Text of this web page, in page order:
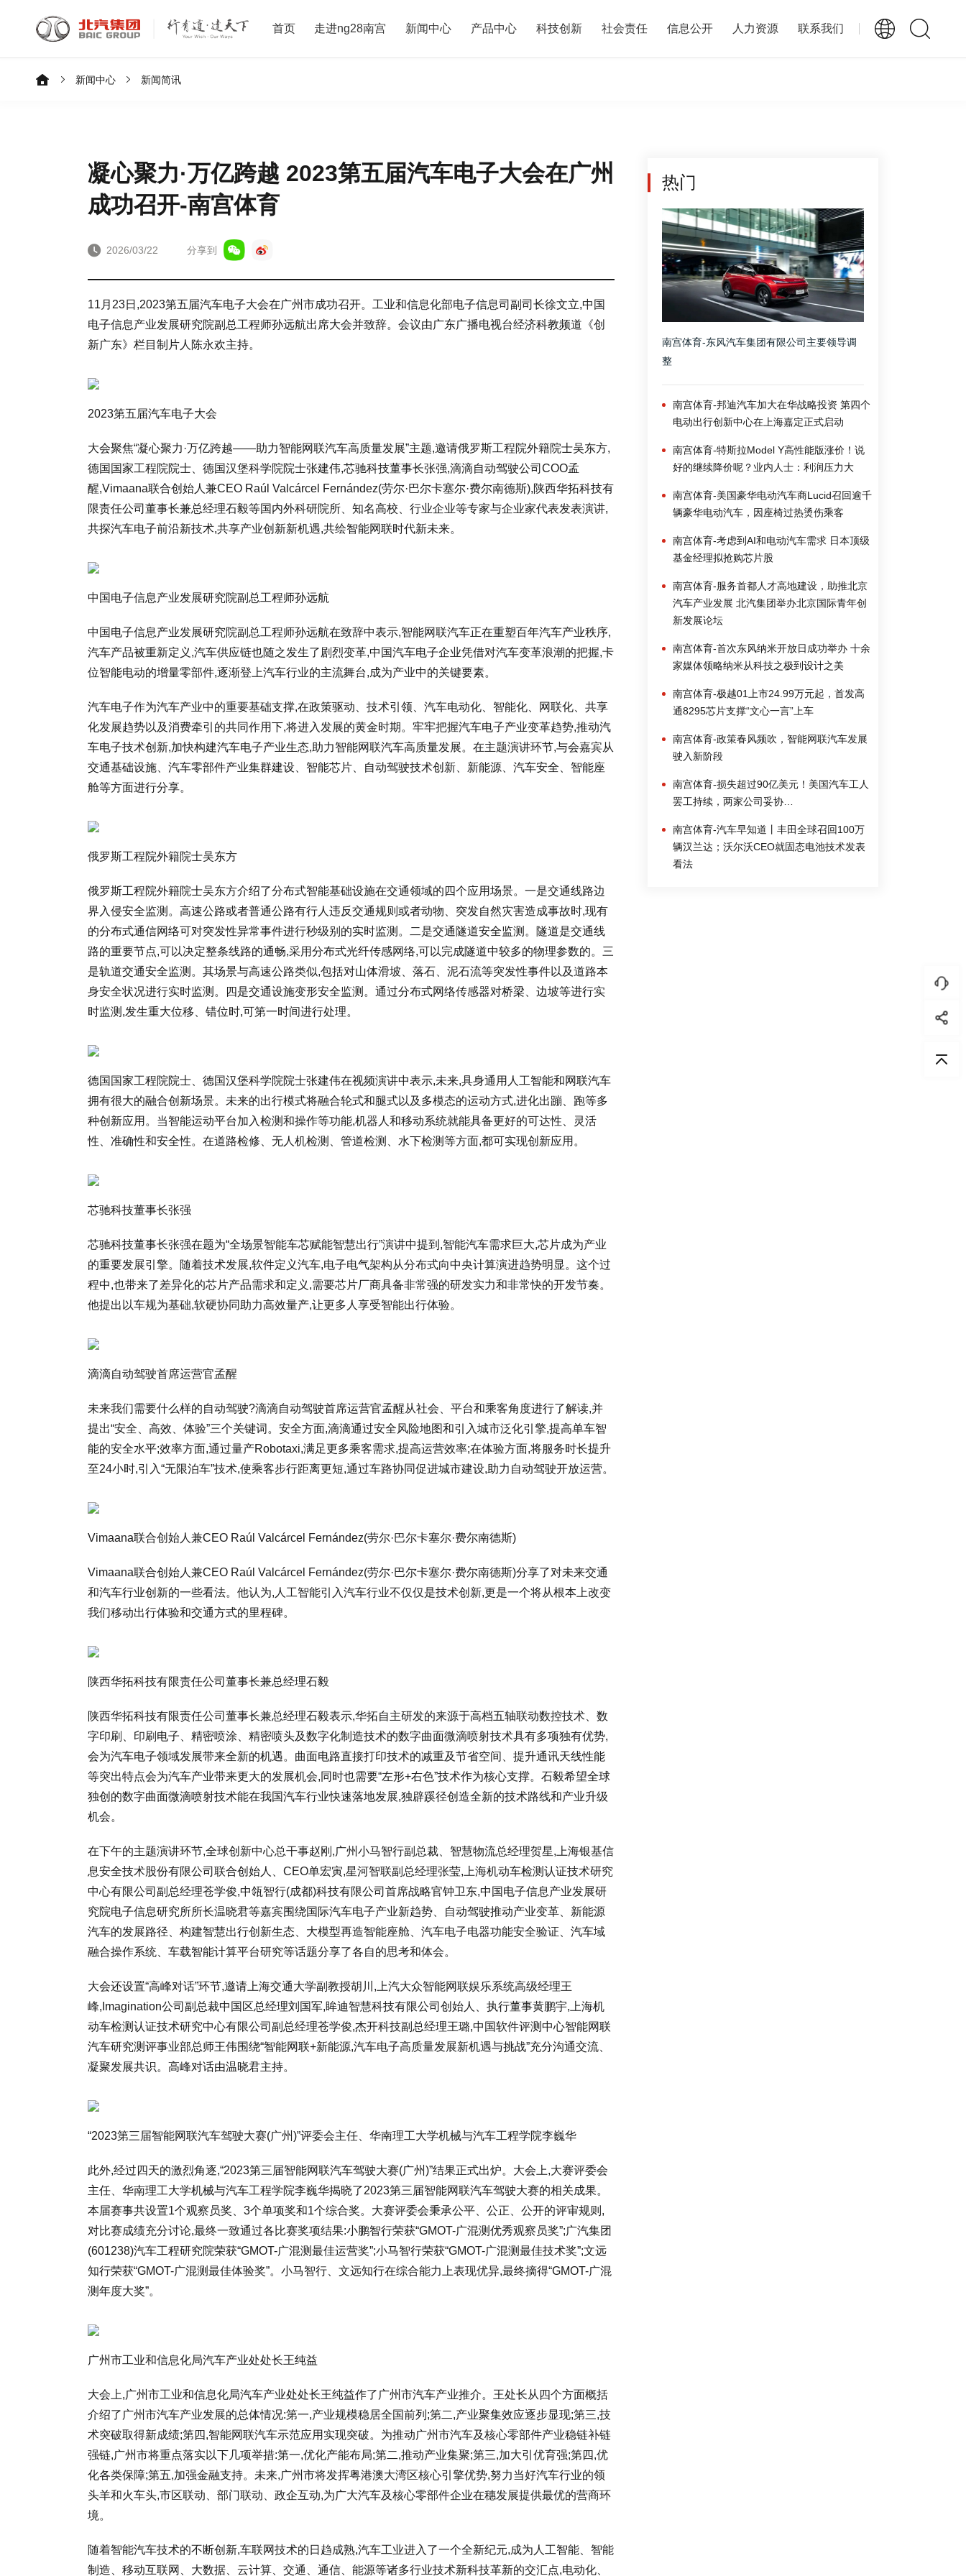
首页 走进ng28南宫 新闻中心 产品中心 科技创新 社会责任 信息公开 人力资源 联系我们
新闻中心 新闻简讯
凝心聚力·万亿跨越 2023第五届汽车电子大会在广州
成功召开-南宫体育
2026/03/22 分享到
11月23日,2023第五届汽车电子大会在广州市成功召开。工业和信息化部电子信息司副司长徐文立,中国
电子信息产业发展研究院副总工程师孙远航出席大会并致辞。会议由广东广播电视台经济科教频道《创
新广东》栏目制片人陈永欢主持。
2023第五届汽车电子大会
大会聚焦“凝心聚力·万亿跨越——助力智能网联汽车高质量发展”主题,邀请俄罗斯工程院外籍院士吴东方,
德国国家工程院院士、德国汉堡科学院院士张建伟,芯驰科技董事长张强,滴滴自动驾驶公司COO孟
醒,Vimaana联合创始人兼CEO Raúl Valcárcel Fernández(劳尔·巴尔卡塞尔·费尔南德斯),陕西华拓科技有
限责任公司董事长兼总经理石毅等国内外科研院所、知名高校、行业企业等专家与企业家代表发表演讲,
共探汽车电子前沿新技术,共享产业创新新机遇,共绘智能网联时代新未来。
中国电子信息产业发展研究院副总工程师孙远航
中国电子信息产业发展研究院副总工程师孙远航在致辞中表示,智能网联汽车正在重塑百年汽车产业秩序,
汽车产品被重新定义,汽车供应链也随之发生了剧烈变革,中国汽车电子企业凭借对汽车变革浪潮的把握,卡
位智能电动的增量零部件,逐渐登上汽车行业的主流舞台,成为产业中的关键要素。
汽车电子作为汽车产业中的重要基础支撑,在政策驱动、技术引领、汽车电动化、智能化、网联化、共享
化发展趋势以及消费牵引的共同作用下,将进入发展的黄金时期。牢牢把握汽车电子产业变革趋势,推动汽
车电子技术创新,加快构建汽车电子产业生态,助力智能网联汽车高质量发展。在主题演讲环节,与会嘉宾从
交通基础设施、汽车零部件产业集群建设、智能芯片、自动驾驶技术创新、新能源、汽车安全、智能座
舱等方面进行分享。
俄罗斯工程院外籍院士吴东方
俄罗斯工程院外籍院士吴东方介绍了分布式智能基础设施在交通领域的四个应用场景。一是交通线路边
界入侵安全监测。高速公路或者普通公路有行人违反交通规则或者动物、突发自然灾害造成事故时,现有
的分布式通信网络可对突发性异常事件进行秒级别的实时监测。二是交通隧道安全监测。隧道是交通线
路的重要节点,可以决定整条线路的通畅,采用分布式光纤传感网络,可以完成隧道中较多的物理参数的。三
是轨道交通安全监测。其场景与高速公路类似,包括对山体滑坡、落石、泥石流等突发性事件以及道路本
身安全状况进行实时监测。四是交通设施变形安全监测。通过分布式网络传感器对桥梁、边坡等进行实
时监测,发生重大位移、错位时,可第一时间进行处理。
德国国家工程院院士、德国汉堡科学院院士张建伟在视频演讲中表示,未来,具身通用人工智能和网联汽车
拥有很大的融合创新场景。未来的出行模式将融合轮式和腿式以及多模态的运动方式,进化出蹦、跑等多
种创新应用。当智能运动平台加入检测和操作等功能,机器人和移动系统就能具备更好的可达性、灵活
性、准确性和安全性。在道路检修、无人机检测、管道检测、水下检测等方面,都可实现创新应用。
芯驰科技董事长张强
芯驰科技董事长张强在题为“全场景智能车芯赋能智慧出行”演讲中提到,智能汽车需求巨大,芯片成为产业
的重要发展引擎。随着技术发展,软件定义汽车,电子电气架构从分布式向中央计算演进趋势明显。这个过
程中,也带来了差异化的芯片产品需求和定义,需要芯片厂商具备非常强的研发实力和非常快的开发节奏。
他提出以车规为基础,软硬协同助力高效量产,让更多人享受智能出行体验。
滴滴自动驾驶首席运营官孟醒
未来我们需要什么样的自动驾驶?滴滴自动驾驶首席运营官孟醒从社会、平台和乘客角度进行了解读,并
提出“安全、高效、体验”三个关键词。安全方面,滴滴通过安全风险地图和引入城市泛化引擎,提高单车智
能的安全水平;效率方面,通过量产Robotaxi,满足更多乘客需求,提高运营效率;在体验方面,将服务时长提升
至24小时,引入“无限泊车”技术,使乘客步行距离更短,通过车路协同促进城市建设,助力自动驾驶开放运营。
Vimaana联合创始人兼CEO Raúl Valcárcel Fernández(劳尔·巴尔卡塞尔·费尔南德斯)
Vimaana联合创始人兼CEO Raúl Valcárcel Fernández(劳尔·巴尔卡塞尔·费尔南德斯)分享了对未来交通
和汽车行业创新的一些看法。他认为,人工智能引入汽车行业不仅仅是技术创新,更是一个将从根本上改变
我们移动出行体验和交通方式的里程碑。
陕西华拓科技有限责任公司董事长兼总经理石毅
陕西华拓科技有限责任公司董事长兼总经理石毅表示,华拓自主研发的来源于高档五轴联动数控技术、数
字印刷、印刷电子、精密喷涂、精密喷头及数字化制造技术的数字曲面微滴喷射技术具有多项独有优势,
会为汽车电子领域发展带来全新的机遇。曲面电路直接打印技术的减重及节省空间、提升通讯天线性能
等突出特点会为汽车产业带来更大的发展机会,同时也需要“左形+右色”技术作为核心支撑。石毅希望全球
独创的数字曲面微滴喷射技术能在我国汽车行业快速落地发展,独辟蹊径创造全新的技术路线和产业升级
机会。
在下午的主题演讲环节,全球创新中心总干事赵刚,广州小马智行副总裁、智慧物流总经理贺星,上海银基信
息安全技术股份有限公司联合创始人、CEO单宏寅,星河智联副总经理张莹,上海机动车检测认证技术研究
中心有限公司副总经理苍学俊,中瓴智行(成都)科技有限公司首席战略官钟卫东,中国电子信息产业发展研
究院电子信息研究所所长温晓君等嘉宾围绕国际汽车电子产业新趋势、自动驾驶推动产业变革、新能源
汽车的发展路径、构建智慧出行创新生态、大模型再造智能座舱、汽车电子电器功能安全验证、汽车域
融合操作系统、车载智能计算平台研究等话题分享了各自的思考和体会。
大会还设置“高峰对话”环节,邀请上海交通大学副教授胡川,上汽大众智能网联娱乐系统高级经理王
峰,Imagination公司副总裁中国区总经理刘国军,眸迪智慧科技有限公司创始人、执行董事黄鹏宇,上海机
动车检测认证技术研究中心有限公司副总经理苍学俊,杰开科技副总经理王璐,中国软件评测中心智能网联
汽车研究测评事业部总师王伟围绕“智能网联+新能源,汽车电子高质量发展新机遇与挑战”充分沟通交流、
凝聚发展共识。高峰对话由温晓君主持。
“2023第三届智能网联汽车驾驶大赛(广州)”评委会主任、华南理工大学机械与汽车工程学院李巍华
此外,经过四天的激烈角逐,“2023第三届智能网联汽车驾驶大赛(广州)”结果正式出炉。大会上,大赛评委会
主任、华南理工大学机械与汽车工程学院李巍华揭晓了2023第三届智能网联汽车驾驶大赛的相关成果。
本届赛事共设置1个观察员奖、3个单项奖和1个综合奖。大赛评委会秉承公平、公正、公开的评审规则,
对比赛成绩充分讨论,最终一致通过各比赛奖项结果:小鹏智行荣获“GMOT-广混测优秀观察员奖”;广汽集团
(601238)汽车工程研究院荣获“GMOT-广混测最佳运营奖”;小马智行荣获“GMOT-广混测最佳技术奖”;文远
知行荣获“GMOT-广混测最佳体验奖”。小马智行、文远知行在综合能力上表现优异,最终摘得“GMOT-广混
测年度大奖”。
广州市工业和信息化局汽车产业处处长王纯益
大会上,广州市工业和信息化局汽车产业处处长王纯益作了广州市汽车产业推介。王处长从四个方面概括
介绍了广州市汽车产业发展的总体情况:第一,产业规模稳居全国前列;第二,产业聚集效应逐步显现;第三,技
术突破取得新成绩;第四,智能网联汽车示范应用实现突破。为推动广州市汽车及核心零部件产业稳链补链
强链,广州市将重点落实以下几项举措:第一,优化产能布局;第二,推动产业集聚;第三,加大引优育强;第四,优
化各类保障;第五,加强金融支持。未来,广州市将发挥粤港澳大湾区核心引擎优势,努力当好汽车行业的领
头羊和火车头,市区联动、部门联动、政企互动,为广大汽车及核心零部件企业在穗发展提供最优的营商环
境。
随着智能汽车技术的不断创新,车联网技术的日趋成熟,汽车工业进入了一个全新纪元,成为人工智能、智能
制造、移动互联网、大数据、云计算、交通、通信、能源等诸多行业技术新科技革新的交汇点,电动化、
热门
南宫体育-东风汽车集团有限公司主要领导调
整
南宫体育-邦迪汽车加大在华战略投资 第四个
电动出行创新中心在上海嘉定正式启动
南宫体育-特斯拉Model Y高性能版涨价！说
好的继续降价呢？业内人士：利润压力大
南宫体育-美国豪华电动汽车商Lucid召回逾千
辆豪华电动汽车，因座椅过热烫伤乘客
南宫体育-考虑到AI和电动汽车需求 日本顶级
基金经理拟抢购芯片股
南宫体育-服务首都人才高地建设，助推北京
汽车产业发展 北汽集团举办北京国际青年创
新发展论坛
南宫体育-首次东风纳米开放日成功举办 十余
家媒体领略纳米从科技之极到设计之美
南宫体育-极越01上市24.99万元起，首发高
通8295芯片支撑“文心一言”上车
南宫体育-政策春风频吹，智能网联汽车发展
驶入新阶段
南宫体育-损失超过90亿美元！美国汽车工人
罢工持续，两家公司妥协…
南宫体育-汽车早知道丨丰田全球召回100万
辆汉兰达；沃尔沃CEO就固态电池技术发表
看法